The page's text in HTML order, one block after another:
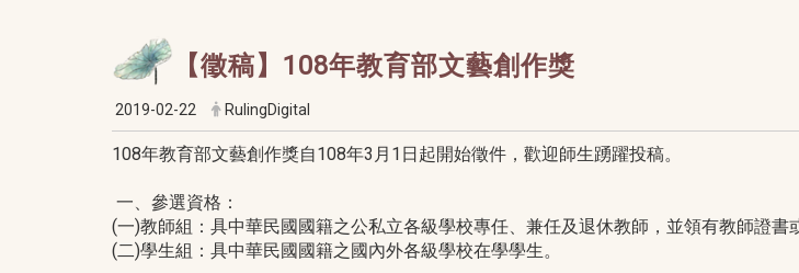
【徵稿】108年教育部文藝創作獎
2019-02-22 RulingDigital
108年教育部文藝創作獎自108年3月1日起開始徵件，歡迎師生踴躍投稿。
一、參選資格：
(一)教師組：具中華民國國籍之公私立各級學校專任、兼任及退休教師，並領有教師證書
(二)學生組：具中華民國國籍之國內外各級學校在學學生。